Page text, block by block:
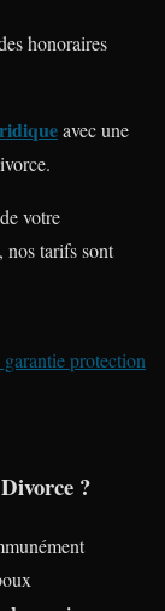
honoraires
avec une
votre
nos tarifs sont
protection
?